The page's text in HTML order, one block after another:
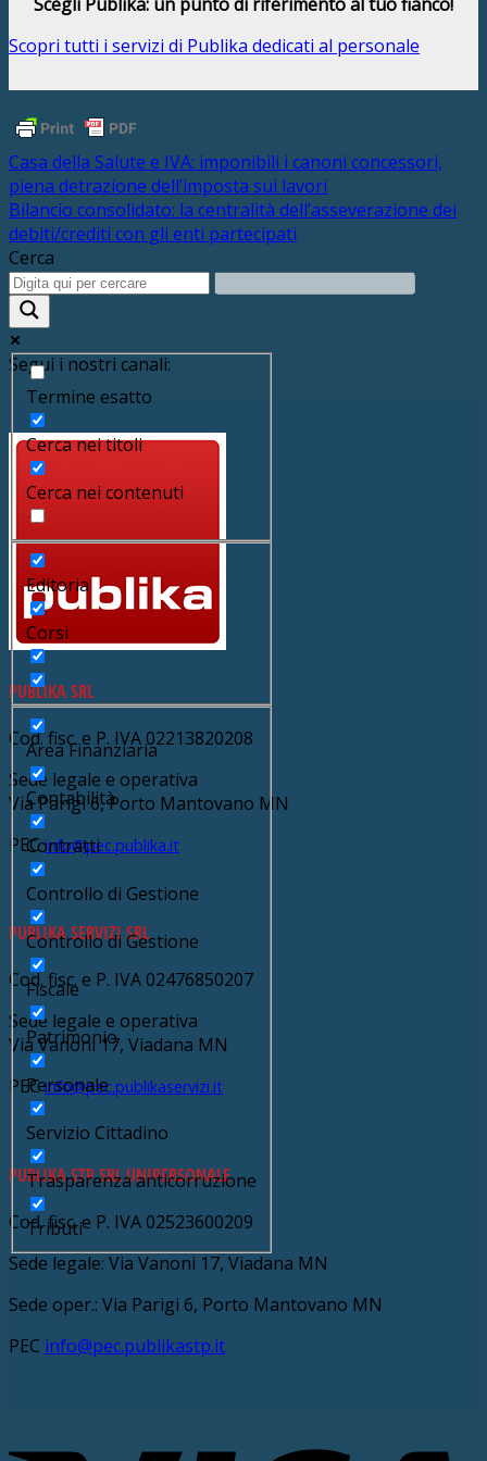
Scopri tutti i servizi di Publika dedicati al personale
Casa della Salute e IVA: imponibili i canoni concessori,
piena detrazione dell’imposta sui lavori
Bilancio consolidato: la centralità dell’asseverazione dei
debiti/crediti con gli enti partecipati
Cerca
Termine esatto
Cerca nei titoli
Cerca nei contenuti
Editoria
Corsi
Area Finanziaria
Contabilità
Contratti
Controllo di Gestione
Controllo di Gestione
Fiscale
Patrimonio
Personale
Servizio Cittadino
Trasparenza anticorruzione
Tributi
Segui i nostri canali:
PUBLIKA SRL
Cod. fisc. e P. IVA 02213820208
Sede legale e operativa
Via Parigi 6, Porto Mantovano MN
PECinfo@pec.publika.it
PUBLIKA SERVIZI SRL
Cod. fisc. e P. IVA 02476850207
Sede legale e operativa
Via Vanoni 17, Viadana MN
PECinfo@pec.publikaservizi.it
PUBLIKA STP SRL UNIPERSONALE
Cod. fisc. e P. IVA 02523600209
Sede legale: Via Vanoni 17, Viadana MN
Sede oper.: Via Parigi 6, Porto Mantovano MN
PEC info@pec.publikastp.it